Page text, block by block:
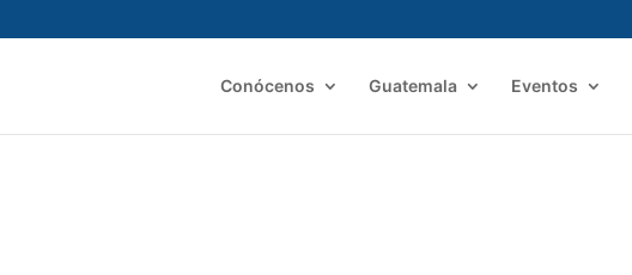
Conócenos Guatemala Eventos